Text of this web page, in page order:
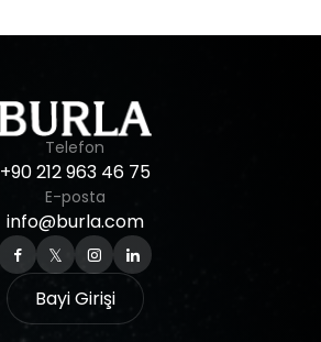
Telefon
+90212963 46 75
E-posta
info@burla.com
Bayi Girişi